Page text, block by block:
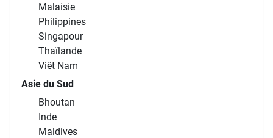
Malaisie
Philippines
Singapour
Thaïlande
Viêt Nam
Asie du Sud
Bhoutan
Inde
Maldives